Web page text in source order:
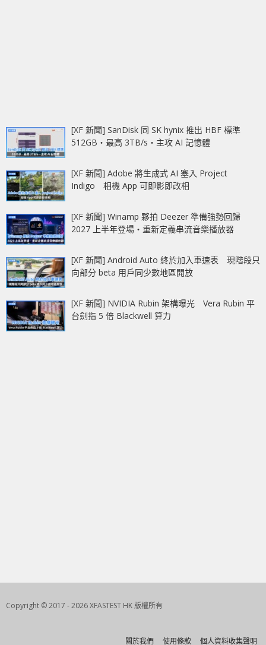
[XF 新聞] SanDisk 同 SK hynix 推出 HBF 標準
512GB‧最高 3TB/s‧主攻 AI 記憶體
[XF 新聞] Adobe 將生成式 AI 塞入 Project
Indigo 相機 App 可即影即改相
[XF 新聞] Winamp 夥拍 Deezer 準備強勢回歸
2027 上半年登場‧重新定義串流音樂播放器
[XF 新聞] Android Auto 終於加入車速表 現階段只
向部分 beta 用戶同少數地區開放
[XF 新聞] NVIDIA Rubin 架構曝光 Vera Rubin 平
台劍指 5 倍 Blackwell 算力
Copyright © 2017 - 2026 XFASTEST HK 版權所有
關於我們 使用條款 個人資料收集聲明